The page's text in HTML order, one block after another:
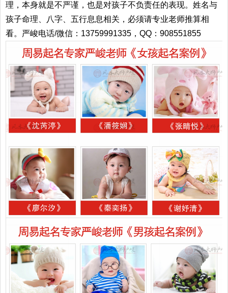
理，本身就是不严谨，也是对孩子不负责任的表现。姓名与
孩子命理、八字、五行息息相关，必须请专业老师推算相
看。严峻电话/微信：13759991335，QQ：908551855